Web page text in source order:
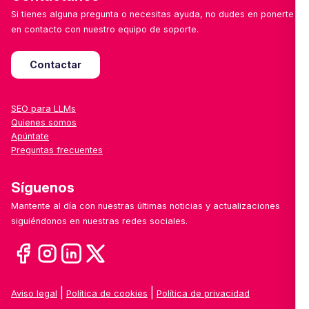
Si tienes alguna pregunta o necesitas ayuda, no dudes en ponerte
en contacto con nuestro equipo de soporte.
Contactar
SEO para LLMs
Quienes somos
Apúntate
Preguntas frecuentes
Síguenos
Mantente al día con nuestras últimas noticias y actualizaciones
siguiéndonos en nuestras redes sociales.
Aviso legal Política de cookies Política de privacidad